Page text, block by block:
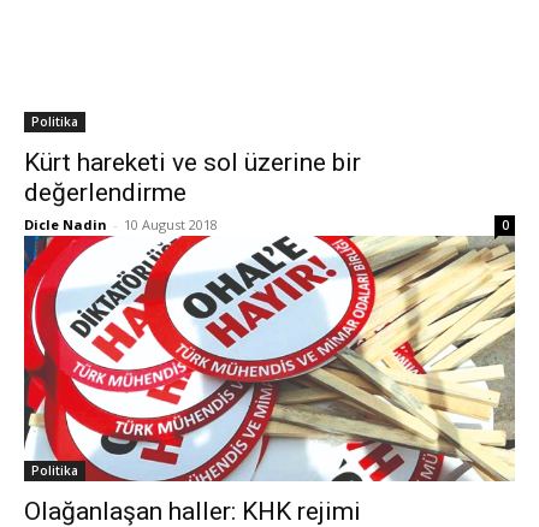
Politika
Kürt hareketi ve sol üzerine bir
değerlendirme
Dicle Nadin - 10 August 2018 0
Politika
Olağanlaşan haller: KHK rejimi